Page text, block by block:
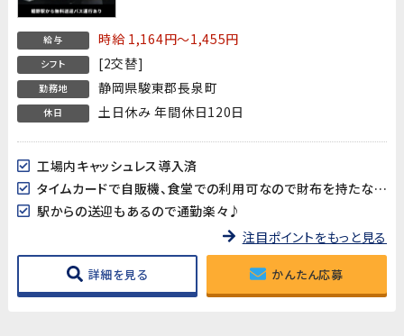
給与 時給 1,164円～1,455円
シフト [2交替]
勤務地 静岡県駿東郡長泉町
休日 土日休み 年間休日120日
工場内キャッシュレス導入済
タイムカードで自販機、食堂での利用可なので財布を持たなくても支払い可能
駅からの送迎もあるので通勤楽々♪
注目ポイントをもっと見る
詳細を見る かんたん応募